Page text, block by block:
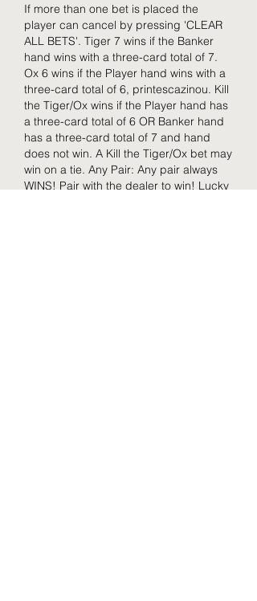
If more than one bet is placed the
player can cancel by pressing 'CLEAR
ALL BETS'. Tiger 7 wins if the Banker
hand wins with a three-card total of 7.
Ox 6 wins if the Player hand wins with a
three-card total of 6, printescazinou. Kill
the Tiger/Ox wins if the Player hand has
a three-card total of 6 OR Banker hand
has a three-card total of 7 and hand
does not win. A Kill the Tiger/Ox bet may
win on a tie. Any Pair: Any pair always
WINS! Pair with the dealer to win! Lucky